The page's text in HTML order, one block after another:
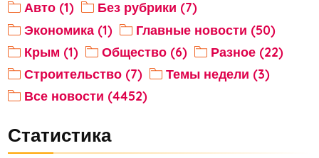
Авто (1)
Без рубрики (7)
Экономика (1)
Главные новости (50)
Крым (1)
Общество (6)
Разное (22)
Строительство (7)
Темы недели (3)
Все новости (4452)
Статистика